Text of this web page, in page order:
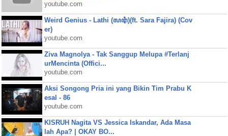
youtube.com
Weird Genius - Lathi (ꦭꦛꦶ)(ft. Sara Fajira) (Cov
er)
youtube.com
Ziva Magnolya - Tak Sanggup Melupa #Terlanj
urMencinta (Offici...
youtube.com
Aksi Songong Pria ini yang Bikin Tim Prabu K
esal - 86
youtube.com
KISRUH Nagita VS Jessica Iskandar, Ada Masa
lah Apa? | OKAY BO...